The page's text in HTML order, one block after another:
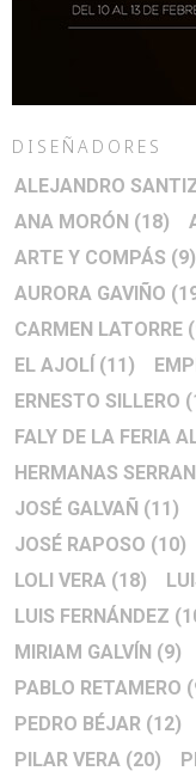
DISEÑADORES
ALEJANDRO
ANA MORÓN (18)
ARTE Y COMPÁS (9)
AURORA GAVIÑO
CARMEN LATORRE
EL AJOLÍ (11)
ERNESTO SILLERO
FALY DE LA FERIA
HERMANAS
JOSÉ GALVAÑ (11)
JOSÉ RAPOSO (10)
LOLI VERA (18)
LUIS FERNÁNDEZ
MIRIAM GALVÍN (9)
PABLO RETAMERO
PEDRO BÉJAR (12)
PILAR VERA (20)